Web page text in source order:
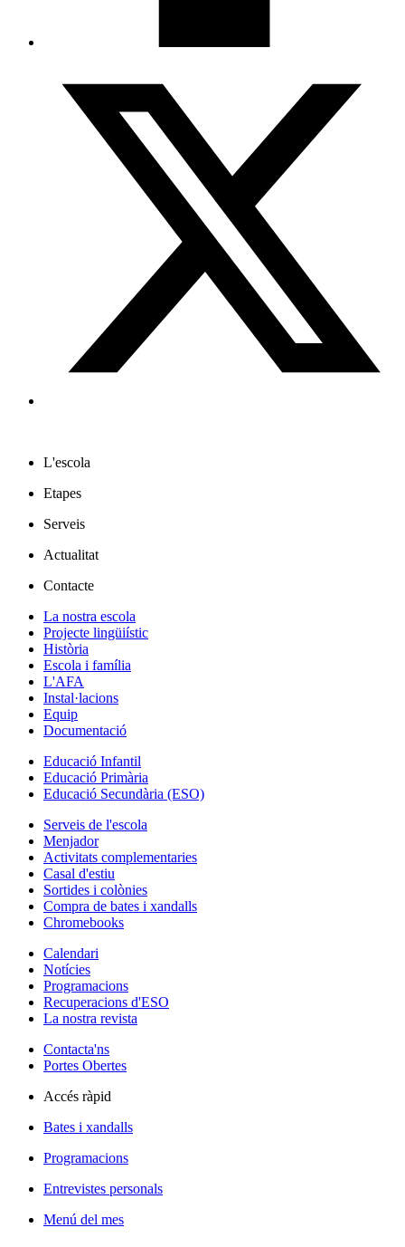
L'escola
Etapes
Serveis
Actualitat
Contacte
La nostra escola
Projecte lingüiístic
Història
Escola i família
L'AFA
Instal·lacions
Equip
Documentació
Educació Infantil
Educació Primària
Educació Secundària (ESO)
Serveis de l'escola
Menjador
Activitats complementaries
Casal d'estiu
Sortides i colònies
Compra de bates i xandalls
Chromebooks
Calendari
Notícies
Programacions
Recuperacions d'ESO
La nostra revista
Contacta'ns
Portes Obertes
Accés ràpid
Bates i xandalls
Programacions
Entrevistes personals
Menú del mes